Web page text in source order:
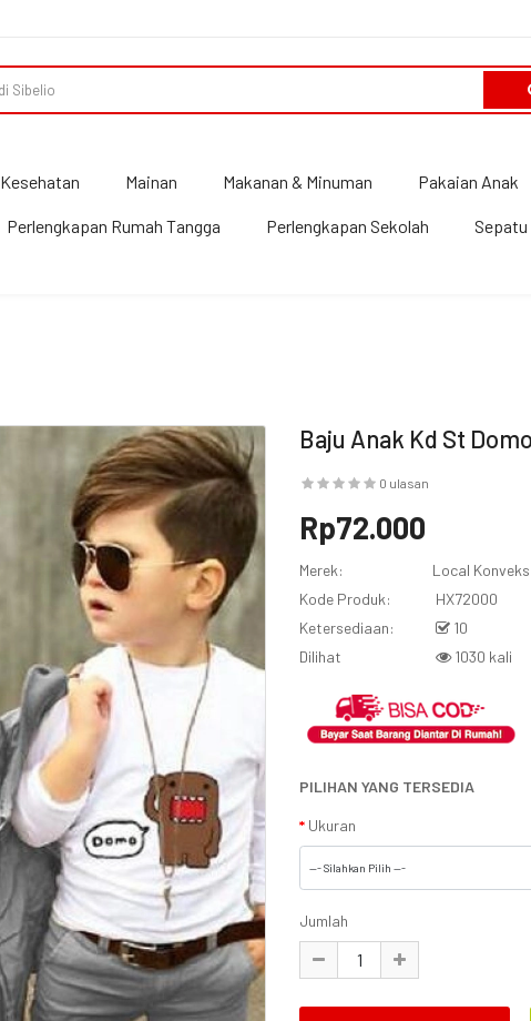
Kesehatan Mainan Makanan & Minuman Pakaian Anak
Perlengkapan Rumah Tangga Perlengkapan Sekolah
Baju Anak Kd St
0 ulasan
Rp72.000
Merek:
Local
Kode Produk:
HX72000
Ketersediaan:
10
Dilihat
1030 kali
PILIHAN YANG TERSEDIA
Ukuran
Jumlah